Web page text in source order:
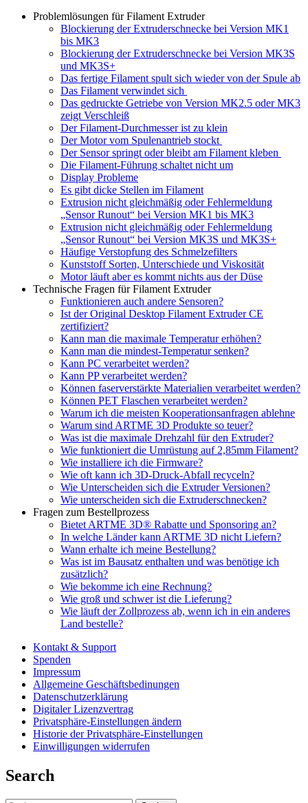
Problemlösungen für Filament Extruder
Blockierung der Extruderschnecke bei Version MK1
bis MK3
Blockierung der Extruderschnecke bei Version MK3S
und MK3S+
Das fertige Filament spult sich wieder von der Spule ab
Das Filament verwindet sich
Das gedruckte Getriebe von Version MK2.5 oder MK3
zeigt Verschleiß
Der Filament-Durchmesser ist zu klein
Der Motor vom Spulenantrieb stockt
Der Sensor springt oder bleibt am Filament kleben
Die Filament-Führung schaltet nicht um
Display Probleme
Es gibt dicke Stellen im Filament
Extrusion nicht gleichmäßig oder Fehlermeldung
„Sensor Runout“ bei Version MK1 bis MK3
Extrusion nicht gleichmäßig oder Fehlermeldung
„Sensor Runout“ bei Version MK3S und MK3S+
Häufige Verstopfung des Schmelzefilters
Kunststoff Sorten, Unterschiede und Viskosität
Motor läuft aber es kommt nichts aus der Düse
Technische Fragen für Filament Extruder
Funktionieren auch andere Sensoren?
Ist der Original Desktop Filament Extruder CE
zertifiziert?
Kann man die maximale Temperatur erhöhen?
Kann man die mindest-Temperatur senken?
Kann PC verarbeitet werden?
Kann PP verarbeitet werden?
Können faserverstärkte Materialien verarbeitet werden?
Können PET Flaschen verarbeitet werden?
Warum ich die meisten Kooperationsanfragen ablehne
Warum sind ARTME 3D Produkte so teuer?
Was ist die maximale Drehzahl für den Extruder?
Wie funktioniert die Umrüstung auf 2,85mm Filament?
Wie installiere ich die Firmware?
Wie oft kann ich 3D-Druck-Abfall recyceln?
Wie Unterscheiden sich die Extruder Versionen?
Wie unterscheiden sich die Extruderschnecken?
Fragen zum Bestellprozess
Bietet ARTME 3D® Rabatte und Sponsoring an?
In welche Länder kann ARTME 3D nicht Liefern?
Wann erhalte ich meine Bestellung?
Was ist im Bausatz enthalten und was benötige ich
zusätzlich?
Wie bekomme ich eine Rechnung?
Wie groß und schwer ist die Lieferung?
Wie läuft der Zollprozess ab, wenn ich in ein anderes
Land bestelle?
Kontakt & Support
Spenden
Impressum
Allgemeine Geschäftsbedinungen
Datenschutzerklärung
Digitaler Lizenzvertrag
Privatsphäre-Einstellungen ändern
Historie der Privatsphäre-Einstellungen
Einwilligungen widerrufen
Search